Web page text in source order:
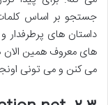
جستجو بر اساس
داستان های پرطرفدار
های معروف همین
می کنن و می تونی